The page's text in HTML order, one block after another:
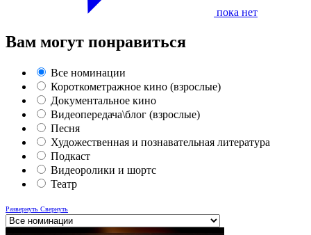
пока нет
Вам могут понравиться
Все номинации
Короткометражное кино (взрослые)
Документальное кино
Видеопередача\блог (взрослые)
Песня
Художественная и познавательная литература
Подкаст
Видеоролики и шортс
Театр
Развернуть Свернуть